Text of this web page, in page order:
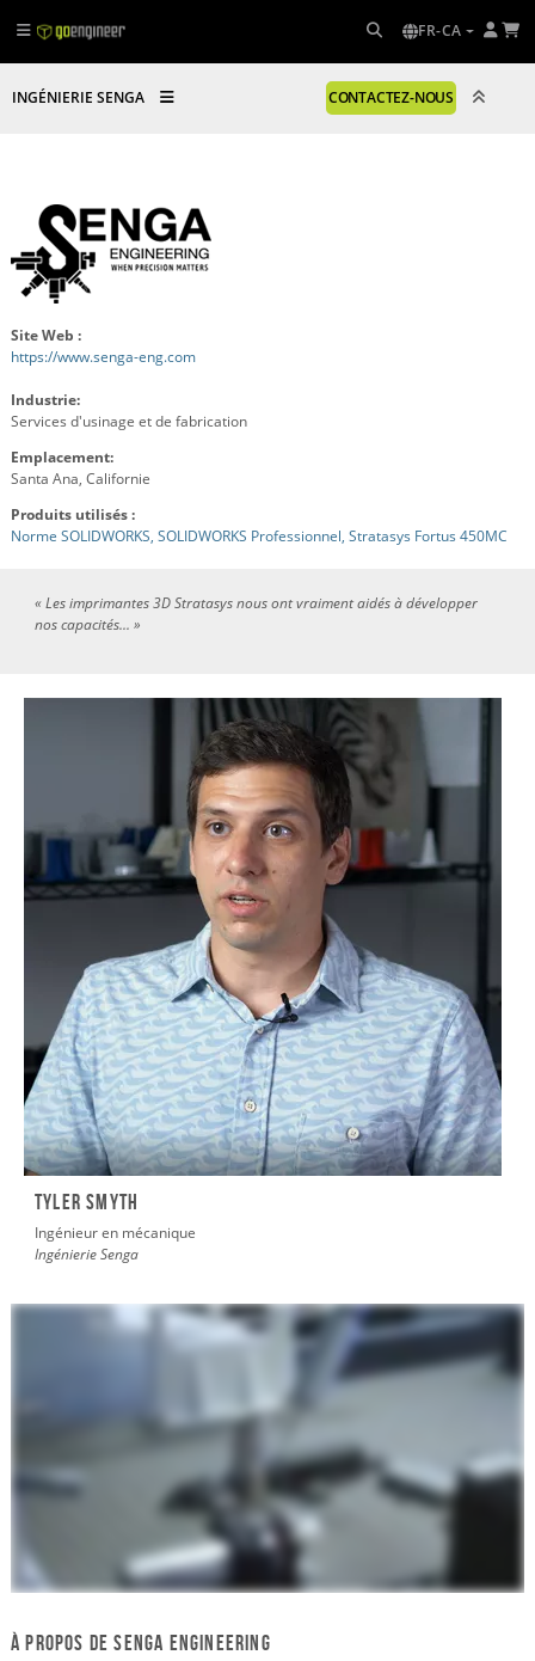
FR-CA
INGÉNIERIE SENGA CONTACTEZ-NOUS
Site Web :
https://www.senga-eng.com
Industrie:
Services d'usinage et de fabrication
Emplacement:
Santa Ana, Californie
Produits utilisés :
Norme SOLIDWORKS, SOLIDWORKS Professionnel, Stratasys Fortus 450MC
« Les imprimantes 3D Stratasys nous ont vraiment aidés à développer
nos capacités... »
Tyler Smyth
Ingénieur en mécanique
Ingénierie Senga
À propos de SENGA ENGINEERING